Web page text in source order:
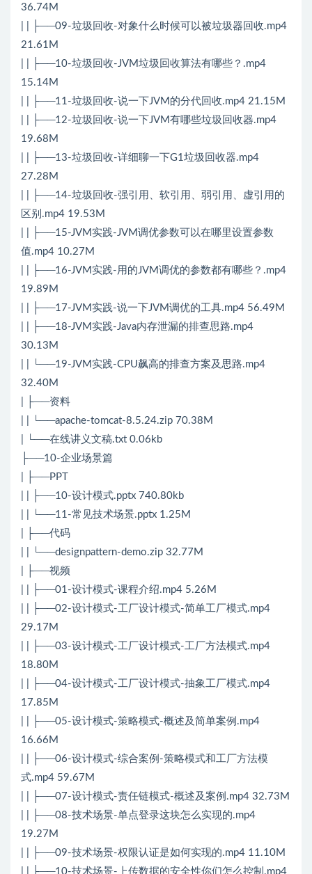
36.74M
| | ├──09-垃圾回收-对象什么时候可以被垃圾器回收.mp4
21.61M
| | ├──10-垃圾回收-JVM垃圾回收算法有哪些？.mp4
15.14M
| | ├──11-垃圾回收-说一下JVM的分代回收.mp4 21.15M
| | ├──12-垃圾回收-说一下JVM有哪些垃圾回收器.mp4
19.68M
| | ├──13-垃圾回收-详细聊一下G1垃圾回收器.mp4
27.28M
| | ├──14-垃圾回收-强引用、软引用、弱引用、虚引用的
区别.mp4 19.53M
| | ├──15-JVM实践-JVM调优参数可以在哪里设置参数
值.mp4 10.27M
| | ├──16-JVM实践-用的JVM调优的参数都有哪些？.mp4
19.89M
| | ├──17-JVM实践-说一下JVM调优的工具.mp4 56.49M
| | ├──18-JVM实践-Java内存泄漏的排查思路.mp4
30.13M
| | └──19-JVM实践-CPU飙高的排查方案及思路.mp4
32.40M
| ├──资料
| | └──apache-tomcat-8.5.24.zip 70.38M
| └──在线讲义文稿.txt 0.06kb
├──10-企业场景篇
| ├──PPT
| | ├──10-设计模式.pptx 740.80kb
| | └──11-常见技术场景.pptx 1.25M
| ├──代码
| | └──designpattern-demo.zip 32.77M
| ├──视频
| | ├──01-设计模式-课程介绍.mp4 5.26M
| | ├──02-设计模式-工厂设计模式-简单工厂模式.mp4
29.17M
| | ├──03-设计模式-工厂设计模式-工厂方法模式.mp4
18.80M
| | ├──04-设计模式-工厂设计模式-抽象工厂模式.mp4
17.85M
| | ├──05-设计模式-策略模式-概述及简单案例.mp4
16.66M
| | ├──06-设计模式-综合案例-策略模式和工厂方法模
式.mp4 59.67M
| | ├──07-设计模式-责任链模式-概述及案例.mp4 32.73M
| | ├──08-技术场景-单点登录这块怎么实现的.mp4
19.27M
| | ├──09-技术场景-权限认证是如何实现的.mp4 11.10M
| | ├──10-技术场景-上传数据的安全性你们怎么控制.mp4